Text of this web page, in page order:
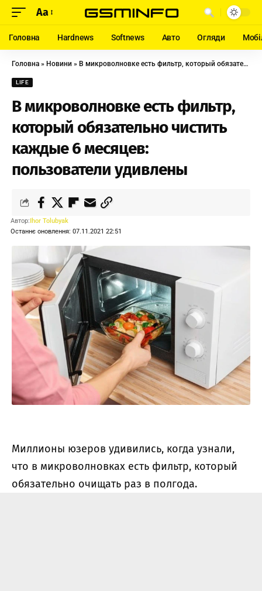
Aa
Головна Hardnews Softnews Авто Огляди
Головна » Новини » В микроволновке есть фильтр, который обязательно чистить каждые 6 месяцев: пользователи удивлены
LIFE
В микроволновке есть фильтр,
который обязательно чистить
каждые 6 месяцев:
пользователи удивлены
Останнє оновлення: 07.11.2021 22:51
Автор:Ihor Tolubyak
Миллионы юзеров удивились, когда узнали,
что в микроволновках есть фильтр, который
обязательно очищать раз в полгода.